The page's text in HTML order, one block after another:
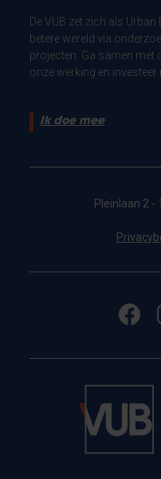
De VUB zet zich als
betere wereld via
projecten. Ga samen met
onze werking en
Ik doe mee
Pleinlaan 2 -